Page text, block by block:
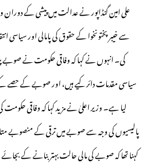
علی امین گنڈاپور نے عدالت میں پیشی کے
سے خیبر پختونخوا کے حقوق کی پامالی اور سیاسی
کی۔ انہوں نے کہا کہ وفاقی حکومت نے صوبے
سیاسی مقدمات دائر کیے ہیں، اور صوبے کے حصے
لیا ہے۔ وزیر اعلیٰ نے مزید کہا کہ وفاقی حکومت
پالیسیوں کی وجہ سے صوبے میں ترقی کے منصوبے
کہنا تھا کہ صوبے کی مالی حالت بہتر بنانے کے